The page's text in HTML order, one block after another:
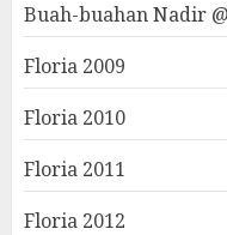
Buah-buahan Nadir
Floria 2009
Floria 2010
Floria 2011
Floria 2012